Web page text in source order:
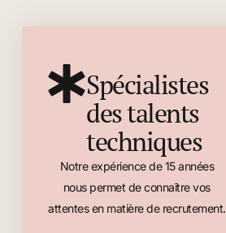
Spécialistes
des talents
techniques
Notre expérience de 15 années
nous permet de connaître vos
attentes en matière de recrutement.